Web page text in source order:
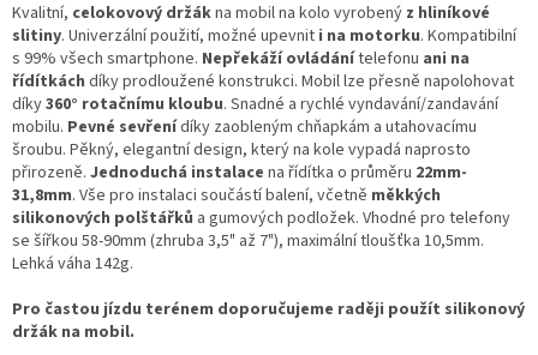
Kvalitní, celokovový držákna mobil na kolo vyrobený z hliníkové
slitiny. Univerzální použití, možné upevnit i na motorku. Kompatibilní
s 99% všech smartphone. Nepřekáží ovládánítelefonu ani na
řídítkách díky prodloužené konstrukci. Mobil lze přesně napolohovat
díky360° rotačnímu kloubu. Snadné a rychlé vyndavání/zandavání
mobilu. Pevné sevřenídíky zaobleným chňapkám a utahovacímu
šroubu. Pěkný, elegantní design, který na kole vypadá naprosto
přirozeně. Jednoduchá instalace na řídítka o průměru 22mm-
31,8mm. Vše pro instalaci součástí balení, včetně měkkých
silikonových polštářků a gumových podložek. Vhodné pro telefony
se šířkou 58-90mm (zhruba 3,5" až 7"), maximální tloušťka 10,5mm.
Lehká váha 142g.
Pro častou jízdu terénem doporučujeme raději použít silikonový
držák na mobil.